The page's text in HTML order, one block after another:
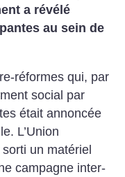
a révélé
au sein de
réformes qui, par
social par
était annoncée
L’Union
un matériel
campagne inter­